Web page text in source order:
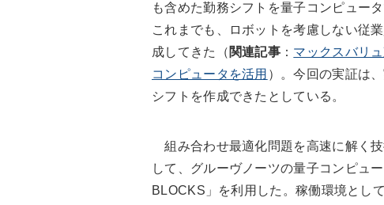
も含めた勤務シフトを量子コンピュー
これまでも、ロボットを考慮しない従
成してきた（ 関連記事 ： マックスバリ
コンピュータを活用 ）。今回の実証は
シフトを作成できたとしている。
組み合わせ最適化問題を高速に解く
して、グルーヴノーツの量子コンピュ
BLOCKS」を利用した。稼働環境とし